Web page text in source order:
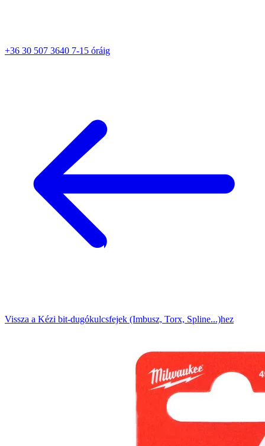
+36 30 507 3640 7-15 óráig
Vissza a Kézi bit-dugókulcsfejek (Imbusz, Torx, Spline...)hez